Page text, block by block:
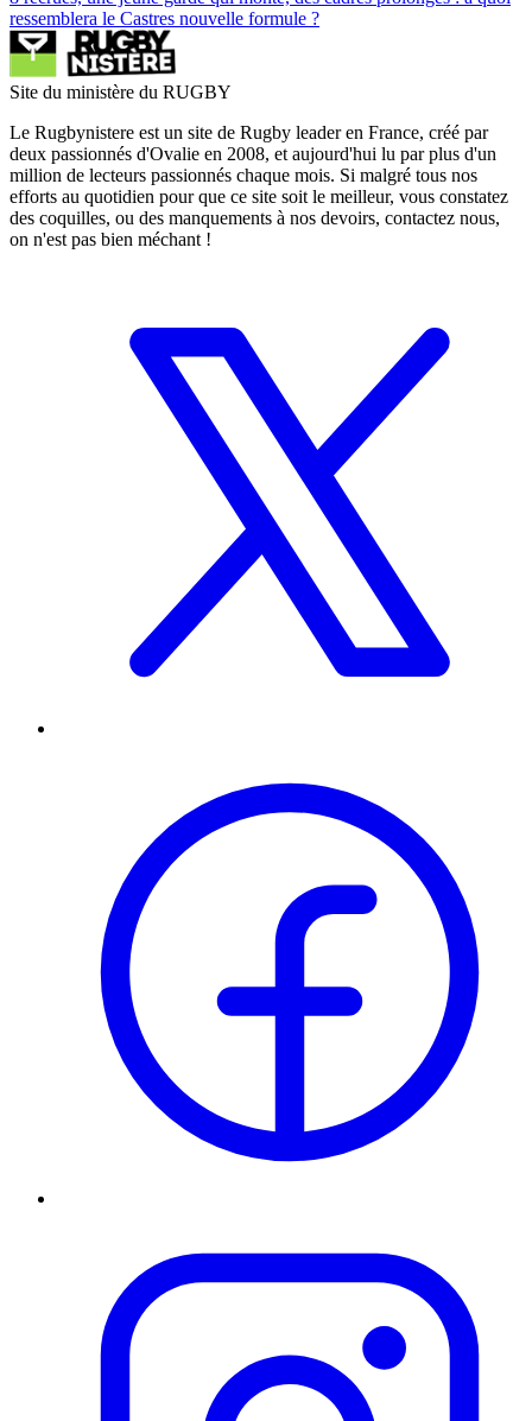
ressemblera le Castres nouvelle formule ?
Site du ministère du RUGBY
Le Rugbynistere est un site de Rugby leader en France, créé par
deux passionnés d'Ovalie en 2008, et aujourd'hui lu par plus d'un
million de lecteurs passionnés chaque mois. Si malgré tous nos
efforts au quotidien pour que ce site soit le meilleur, vous constatez
des coquilles, ou des manquements à nos devoirs, contactez nous,
on n'est pas bien méchant !